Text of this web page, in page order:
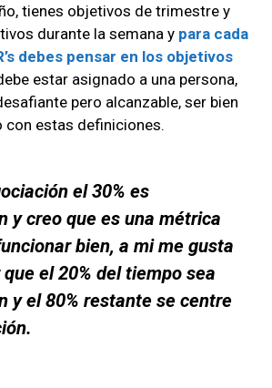
tienes objetivos de trimestre y
durante la semana y para cada
debes pensar en los objetivos
estar asignado a una persona,
pero alcanzable, ser bien
con estas definiciones.
el 30% es
y creo que es una métrica
bien, a mi me gusta
el 20% del tiempo sea
y el 80% restante se centre